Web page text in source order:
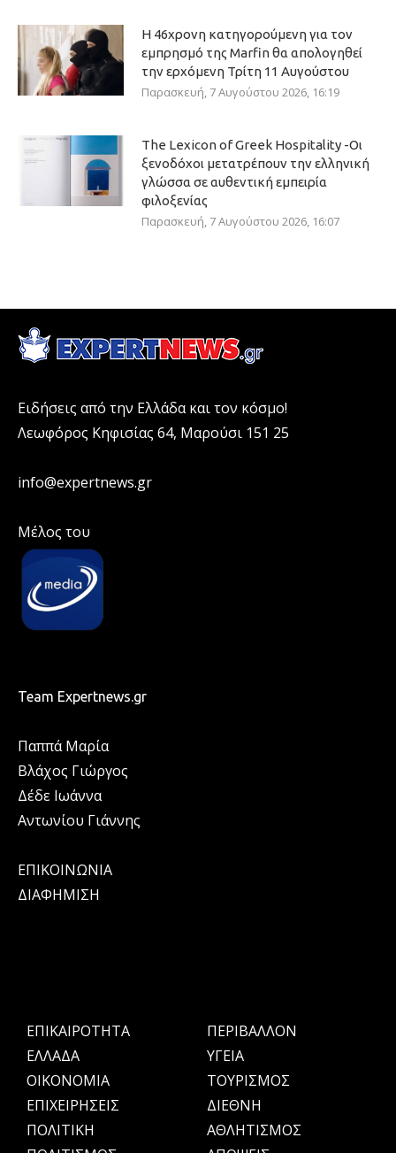
Η 46χρονη κατηγορούμενη για τον
εμπρησμό της Marfin θα απολογηθεί
την ερχόμενη Τρίτη 11 Αυγούστου
Παρασκευή, 7 Αυγούστου 2026, 16:19
The Lexicon of Greek Hospitality -Οι
ξενοδόχοι μετατρέπουν την ελληνική
γλώσσα σε αυθεντική εμπειρία
φιλοξενίας
Παρασκευή, 7 Αυγούστου 2026, 16:07
Ειδήσεις από την Ελλάδα και τον κόσμο!
Λεωφόρος Κηφισίας 64, Μαρούσι 151 25
info@expertnews.gr
Μέλος του
Team Expertnews.gr
Παππά Μαρία
Βλάχος Γιώργος
Δέδε Ιωάννα
Αντωνίου Γιάννης
ΕΠΙΚΟΙΝΩΝΙΑ
ΔΙΑΦΗΜΙΣΗ
ΕΠΙΚΑΙΡΟΤΗΤΑ
ΕΛΛΑΔΑ
OIKONOMIA
ΕΠΙΧΕΙΡΗΣΕΙΣ
ΠΟΛΙΤΙΚΗ
ΠΕΡΙΒΑΛΛΟΝ
ΥΓΕΙΑ
ΤΟΥΡΙΣΜΟΣ
ΔΙΕΘΝΗ
ΑΘΛΗΤΙΣΜΟΣ